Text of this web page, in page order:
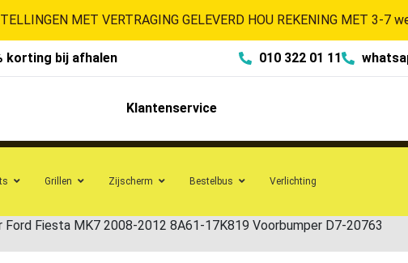
MET VERTRAGING GELEVERD HOU REKENING MET 3-7
korting bij afhalen 010 322 01 11
Klantenservice
Grillen Zijscherm Bestelbus Verlichting
Ford Fiesta MK7 2008-2012 8A61-17K819 Voorbumper D7-20763